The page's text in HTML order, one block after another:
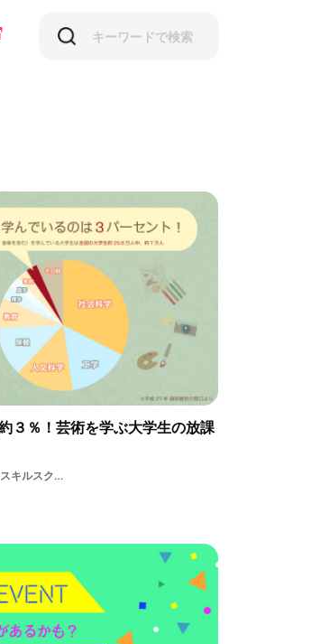
３％！芸術を学ぶ大学生の放課
スキルスクール交流休日体験ギャラリー大学デザイン大学生放課後学ぶ制作学生学生団体アルバイト